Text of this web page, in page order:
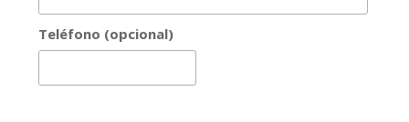
Teléfono (opcional)